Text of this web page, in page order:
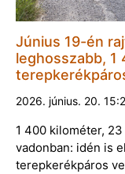
Június 19-én
leghosszabb,
2026. június. 20.
1 400 kilométer,
vadonban: idén is
terepkerékpáros